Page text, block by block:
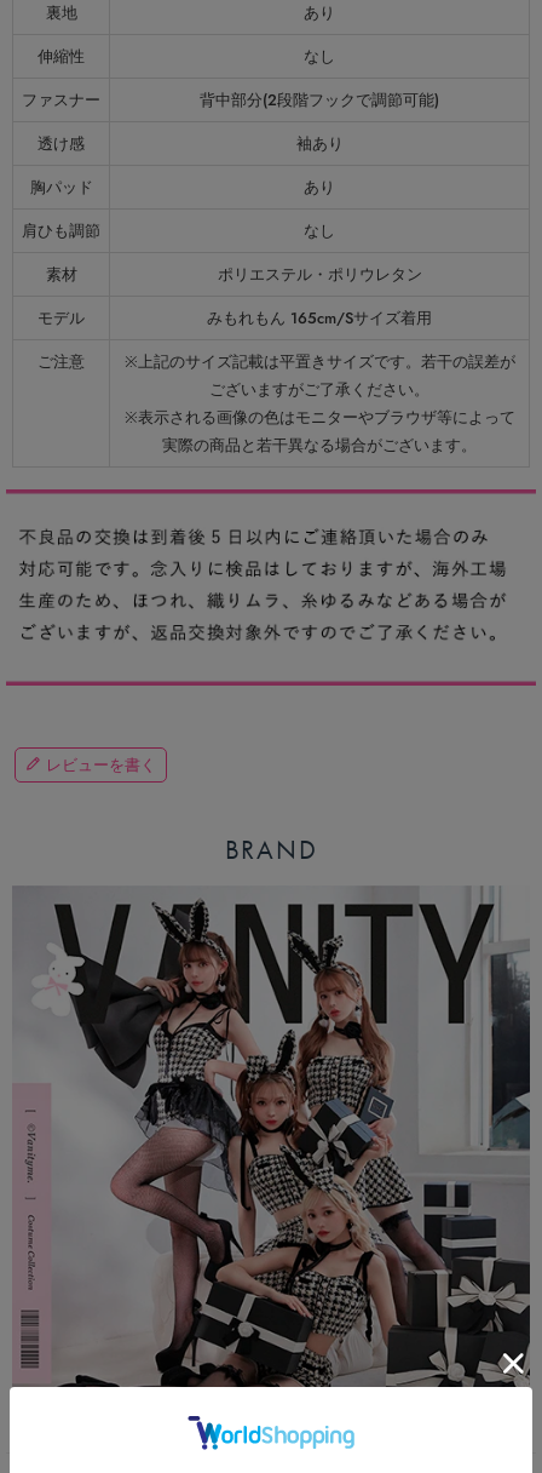
裏地
あり
伸縮性
なし
ファスナー
背中部分(2段階フックで調節可能)
透け感
袖あり
胸パッド
あり
肩ひも調節
なし
素材
ポリエステル・ポリウレタン
モデル
みもれもん 165cm/Sサイズ着用
ご注意
※上記のサイズ記載は平置きサイズです。若干の誤差が
ございますがご了承ください。
※表示される画像の色はモニターやブラウザ等によって
実際の商品と若干異なる場合がございます。
レビューを書く
BRAND